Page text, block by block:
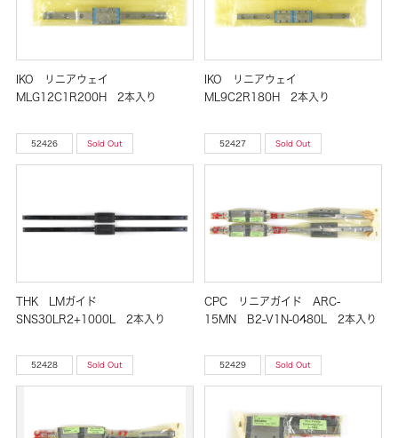
IKO リニアウェイ
MLG12C1R200H 2本入り
IKO リニアウェイ
ML9C2R180H 2本入り
52426 Sold Out
THK LMガイド
SNS30LR2+1000L 2本入り
52427 Sold Out
CPC リニアガイド ARC-
15MN B2-V1N-0480L 2本入り
52428 Sold Out 52429 Sold Out